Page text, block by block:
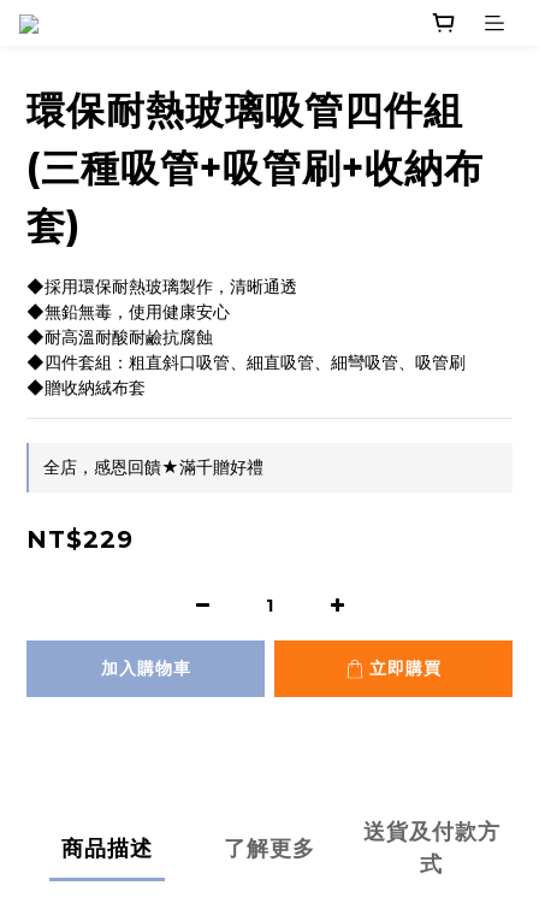
環保耐熱玻璃吸管四件組
(三種吸管+吸管刷+收納布
套)
◆採用環保耐熱玻璃製作，清晰通透
◆無鉛無毒，使用健康安心
◆耐高溫耐酸耐鹼抗腐蝕
◆四件套組：粗直斜口吸管、細直吸管、細彎吸管、吸管刷
◆贈收納絨布套
全店，感恩回饋★滿千贈好禮
NT$229
加入購物車 立即購買
商品描述 了解更多
送貨及付款方
式